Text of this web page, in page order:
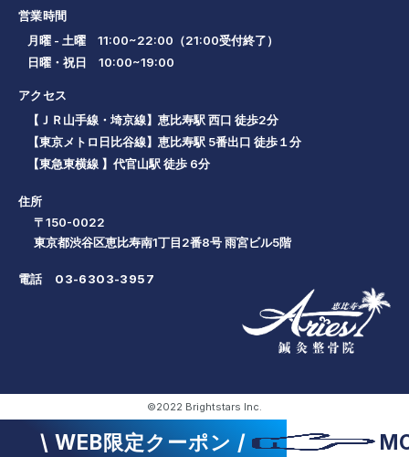
営業時間
月曜 - 土曜 11:00~22:00（21:00受付終了）
日曜・祝日 10:00~19:00
アクセス
【ＪＲ山手線・埼京線】恵比寿駅 西口 徒歩2分
【東京メトロ日比谷線】恵比寿駅 5番出口 徒歩１分
【東急東横線 】代官山駅 徒歩 6分
住所
〒150-0022
東京都渋谷区恵比寿南1丁目2番8号 雨宮ビル5階
電話 03-6303-3957
©2022 Brightstars Inc.
\ WEB限定クーポン /